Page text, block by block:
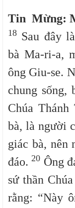
Tin Mừng:
18 Sau đây
bà Ma-ri-a,
ông Giu-se.
chung sống,
Chúa Thánh
bà, là người
giác bà, nên
đáo.20 Ông
sứ thần
rằng: “Này